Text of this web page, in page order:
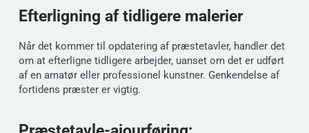
Efterligning af tidligere malerier
Når det kommer til opdatering af præstetavler, handler det
om at efterligne tidligere arbejder, uanset om det er udført
af en amatør eller professionel kunstner. Genkendelse af
fortidens præster er vigtig.